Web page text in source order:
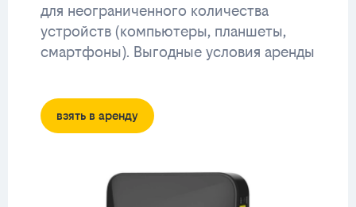
для неограниченного количества
устройств (компьютеры, планшеты,
смартфоны). Выгодные условия аренды
взять в аренду